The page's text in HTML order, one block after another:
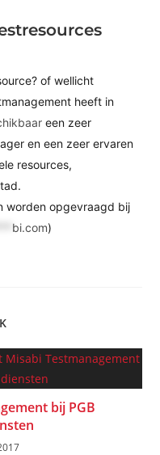
of wellicht
heeft in
een zeer
en een zeer ervaren
resources,
worden opgevraagd bij
bi.com)
bij PGB